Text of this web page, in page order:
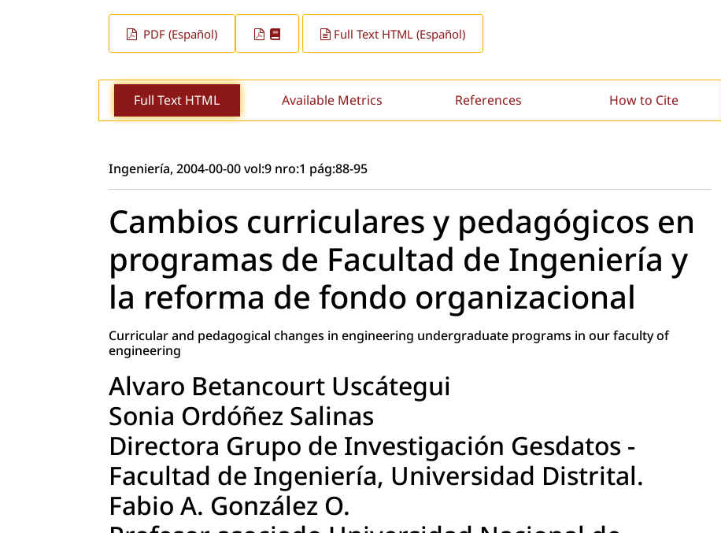
PDF (Español) Full Text HTML (Español)
Full Text HTML Available Metrics References How to Cite
Ingeniería, 2004-00-00 vol:9 nro:1 pág:88-95
Cambios curriculares y pedagógicos en
programas de Facultad de Ingeniería y
la reforma de fondo organizacional
Curricular and pedagogical changes in engineering undergraduate programs in our faculty of
engineering
Alvaro Betancourt Uscátegui
Sonia Ordóñez Salinas
Directora Grupo de Investigación Gesdatos -
Facultad de Ingeniería, Universidad Distrital.
Fabio A. González O.